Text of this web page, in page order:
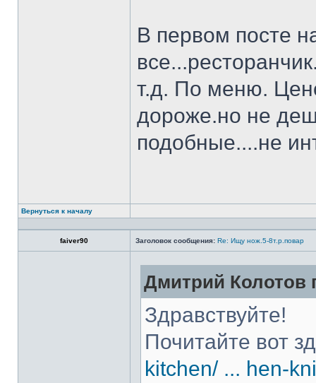
В первом посте
т.д. По меню.
дороже.но не
подобные....не
Вернуться к началу
faiver90 Заголовок сообщения: Re: Ищу нож.5-8т.р.повар
Дмитрий Колотов
Здравствуйте!
Почитайте вот
kitchen/ ... hen-